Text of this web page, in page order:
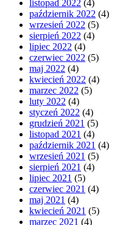
listopad 2022 (4)
październik 2022 (4)
wrzesień 2022 (5)
sierpień 2022 (4)
lipiec 2022 (4)
czerwiec 2022 (5)
maj 2022 (4)
kwiecień 2022 (4)
marzec 2022 (5)
luty 2022 (4)
styczeń 2022 (4)
grudzień 2021 (5)
listopad 2021 (4)
październik 2021 (4)
wrzesień 2021 (5)
sierpień 2021 (4)
lipiec 2021 (5)
czerwiec 2021 (4)
maj 2021 (4)
kwiecień 2021 (5)
marzec 2021 (4)